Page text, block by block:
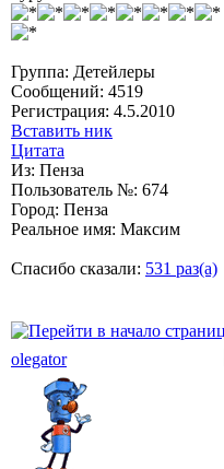
Группа: Детейлеры
Сообщений: 4519
Регистрация: 4.5.2010
Вставить ник
Цитата
Из: Пенза
Пользователь №: 674
Город: Пенза
Реальное имя: Максим
Спасибо сказали: 531 раз(а)
olegator